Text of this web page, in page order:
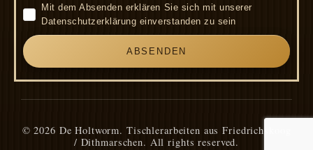
Mit dem Absenden erklären Sie sich mit unserer
Datenschutzerklärung einverstanden zu sein
ABSENDEN
© 2026 De Holtworm. Tischlerarbeiten aus Friedrichskoog
/ Dithmarschen. All rights reserved.